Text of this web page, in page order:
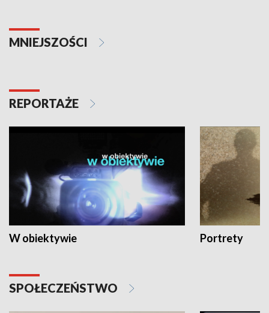
MNIEJSZOŚCI
REPORTAŻE
W obiektywie Portrety
SPOŁECZEŃSTWO